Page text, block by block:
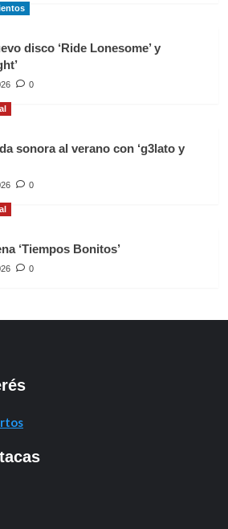
disco ‘Ride Lonesome’ y
0
sonora al verano con ‘g3lato y
0
‘Tiempos Bonitos’
0